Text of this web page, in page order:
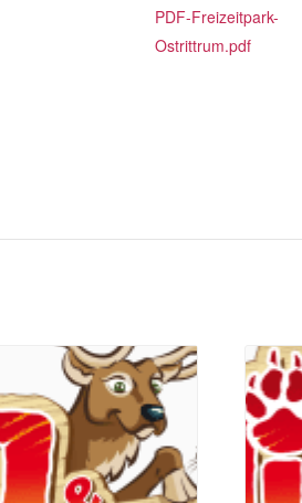
PDF-Freizeitpark-
Ostrittrum.pdf